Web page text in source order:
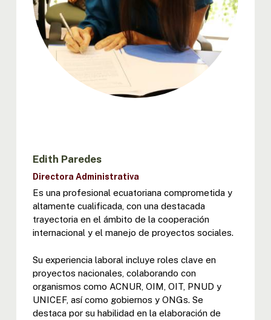
Edith Paredes
Directora Administrativa
Es una profesional ecuatoriana comprometida y
altamente cualificada, con una destacada
trayectoria en el ámbito de la cooperación
internacional y el manejo de proyectos sociales.
Su experiencia laboral incluye roles clave en
proyectos nacionales, colaborando con
organismos como ACNUR, OIM, OIT, PNUD y
UNICEF, así como gobiernos y ONGs. Se
destaca por su habilidad en la elaboración de